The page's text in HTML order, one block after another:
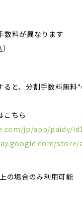
数料が異なります
ると、分割手数料無
こちら
jp/app/paidy/
store/
の場合のみ利用可能